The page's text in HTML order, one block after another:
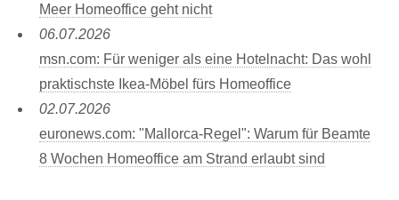
Meer Homeoffice geht nicht
06.07.2026
msn.com: Für weniger als eine Hotelnacht: Das wohl
praktischste Ikea-Möbel fürs Homeoffice
02.07.2026
euronews.com: "Mallorca-Regel": Warum für Beamte
8 Wochen Homeoffice am Strand erlaubt sind